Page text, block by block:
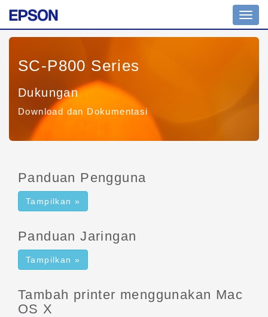
SC-P800 Series
Dukungan
Download dan Dokumentasi
Panduan Pengguna
Tampilkan »
Panduan Jaringan
Tampilkan »
Tambah printer menggunakan Mac
OS X